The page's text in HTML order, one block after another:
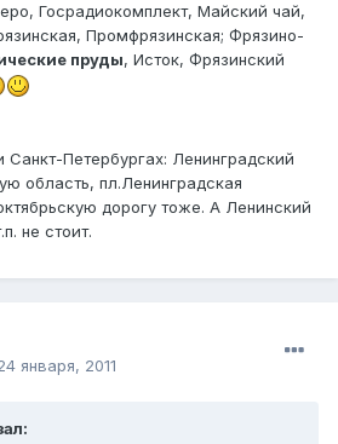
Госрадиокомплект, Майский чай,
Промфрязинская; Фрязино-
пруды, Исток, Фрязинский
Петербургах: Ленинградский
область, пл.Ленинградская
дорогу тоже. А Ленинский
не стоит.
января, 2011